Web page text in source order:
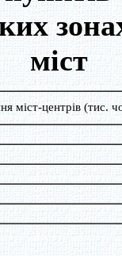
міст
міст-центрів (тис.